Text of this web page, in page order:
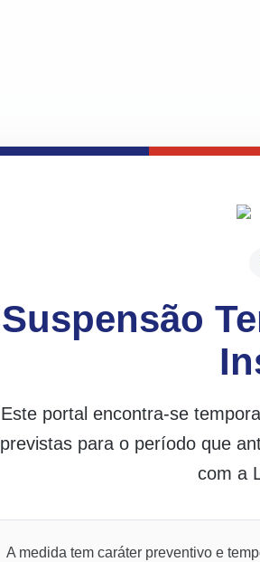
Suspensão
Este portal encontra-se
previstas para o período que
com a
A medida tem caráter preventivo e